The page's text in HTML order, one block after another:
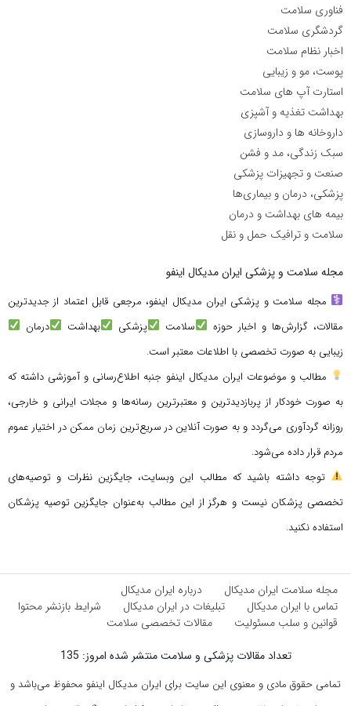
فناوری سلامت
گردشگری سلامت
اخبار نظام سلامت
پوست، مو و زیبایی
استارت آپ های سلامت
بهداشت تغذیه و آشپزی
داروخانه ها و داروسازی
سبک زندگی، مد و فشن
صنعت و تجهیزات پزشکی
پزشکی، درمان و بیماری‌ها
بیمه های بهداشت و درمان
سلامت و ترافیک حمل و نقل
مجله سلامت و پزشکی ایران مدیکال اینفو
مجله سلامت و پزشکی ایران مدیکال اینفو، مرجعی قابل اعتماد از جدیدترین
مقالات، گزارش‌ها و اخبار حوزه
سلامت پزشکی بهداشت
درمان
زیبایی به صورت تخصصی با اطلاعات معتبر است.
مطالب و موضوعات ایران مدیکال اینفو جنبه اطلاع‌رسانی و آموزشی داشته که
به صورت خودکار از پربازدیدترین و معتبرترین رسانه‌ها و مجلات ایرانی و خارجی،
روزانه گردآوری می‌گردد و به صورت آنلاین در سریع‌ترین زمان ممکن در اختیار عموم
مردم قرار داده می‌شود.
توجه داشته باشید که مطالب این وبسایت، جایگزین نظرات و توصیه‌های
تخصصی پزشکان نیست و هرگز از این مطالب به‌عنوان جایگزین توصیه پزشکان
استفاده نکنید.
مجله سلامت ایران مدیکال
درباره ایران مدیکال
تماس با ایران مدیکال
تبلیغات در ایران مدیکال
شرایط بازنشر محتوا
قوانین و سلب مسئولیت
مقالات تخصصی سلامت
تعداد مقالات پزشکی و سلامت منتشر شده امروز: 135
تمامی حقوق مادی و معنوی این سایت برای ایران مدیکال اینفو محفوظ می‌باشد و